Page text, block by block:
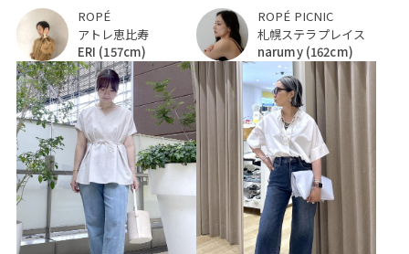
ROPÉ
アトレ恵比寿
ERI (157cm)
ROPÉ PICNIC
札幌ステラプレイス
narumy (162cm)